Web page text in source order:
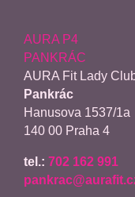
AURA P4
PANKRÁC
AURA Fit Lady
Pankrác
Hanusova 1537/1a
140 00 Praha 4
tel.: 702 162 991